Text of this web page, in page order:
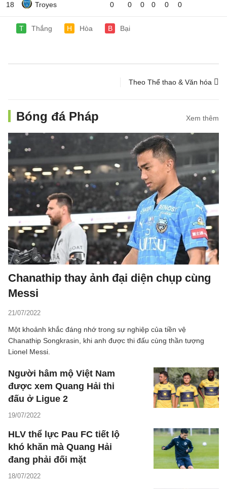
18 Troyes 0 0 0 0 0 0
T Thắng H Hòa B Bại
Theo Thể thao & Văn hóa
Bóng đá Pháp Xem thêm
Chanathip thay ảnh đại diện chụp cùng
Messi
21/07/2022
Một khoảnh khắc đáng nhớ trong sự nghiệp của tiền vệ
Chanathip Songkrasin, khi anh được thi đấu cùng thần tượng
Lionel Messi.
Người hâm mộ Việt Nam
được xem Quang Hải thi
đấu ở Ligue 2
19/07/2022
HLV thể lực Pau FC tiết lộ
khó khăn mà Quang Hải
đang phải đối mặt
18/07/2022